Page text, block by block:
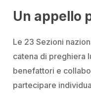
Un appello
Le 23 Sezioni
catena di preghiera
benefattori e
partecipare